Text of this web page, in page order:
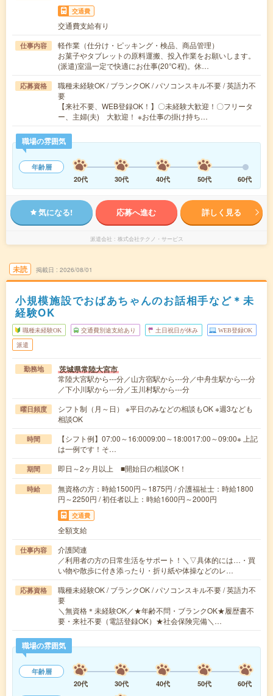
交通費
交通費支給有り
仕事内容
軽作業（仕分け・ピッキング・検品、商品管理）
お菓子やタブレットの原料運搬、投入作業をお願いします。
(派遣)室温一定で快適にお仕事(20℃程)。休…
応募資格
職種未経験OK / ブランクOK / パソコンスキル不要 / 英語力不
要
【来社不要、WEB登録OK！】〇未経験大歓迎！〇フリータ
ー、主婦(夫) 大歓迎！ ※お仕事の掛け持ち…
職場の雰囲気
年齢層
20代
30代 40代 50代 60代
気になる! 応募へ進む 詳しく見る
派遣会社 株式会社テクノ・サービス
未読 掲載日 2026/08/01
小規模施設でおばあちゃんのお話相手など＊未
経験OK
職種未経験OK 交通費別途支給あり 土日祝日が休み WEB登録OK
派遣
勤務地 茨城県常陸大宮市
常陸大宮駅から---分／山方宿駅から---分／中舟生駅から---分
／下小川駅から---分／玉川村駅から---分
曜日頻度
シフト制（月～日） ※平日のみなどの相談もOK ※週3なども
相談OK
時間
【シフト例】07:00～16:0009:00～18:0017:00～09:00※ 上記
は一例です！そ…
期間 即日～2ヶ月以上 ■開始日の相談OK！
時給
無資格の方：時給1500円～1875円 / 介護福祉士：時給1800
円～2250円 / 初任者以上：時給1600円～2000円
交通費
全額支給
仕事内容
介護関連
／利用者の方の日常生活をサポート！＼▽具体的には…・買
い物や散歩に付き添ったり・折り紙や体操などのレ…
応募資格
職種未経験OK / ブランクOK / パソコンスキル不要 / 英語力不
要
＼無資格＊未経験OK／★年齢不問・ブランクOK★履歴書不
要・来社不要（電話登録OK）★社会保険完備＼…
職場の雰囲気
年齢層
20代
30代 40代 50代
60代